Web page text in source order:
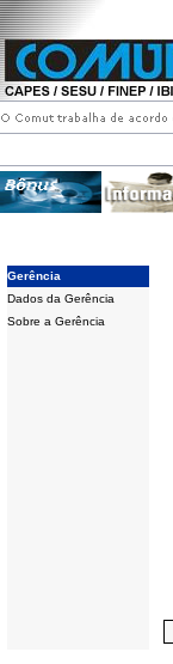
Gerência
Dados da Gerência
Sobre a Gerência